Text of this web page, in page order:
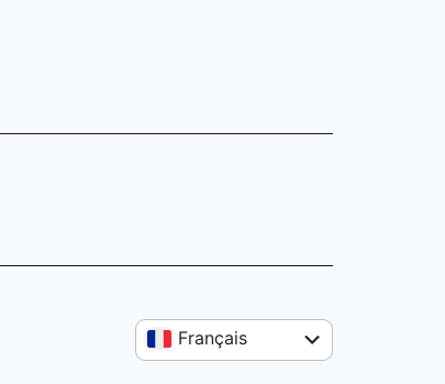
Anglais
Français